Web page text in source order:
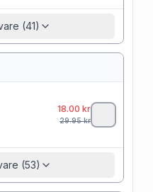
(41)
18.00 kr
29.95kr
(53)